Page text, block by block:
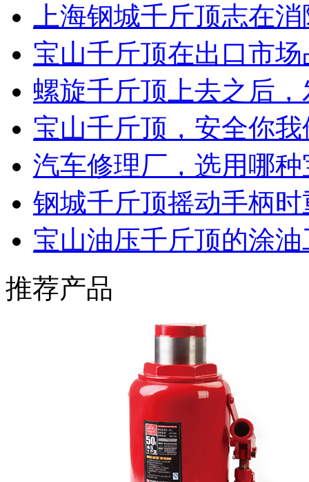
上海钢城千斤顶志在
宝山千斤顶在出口市
螺旋千斤顶上去之后
宝山千斤顶，安全你我
汽车修理厂，选用哪
钢城千斤顶摇动手柄
宝山油压千斤顶的涂
推荐产品